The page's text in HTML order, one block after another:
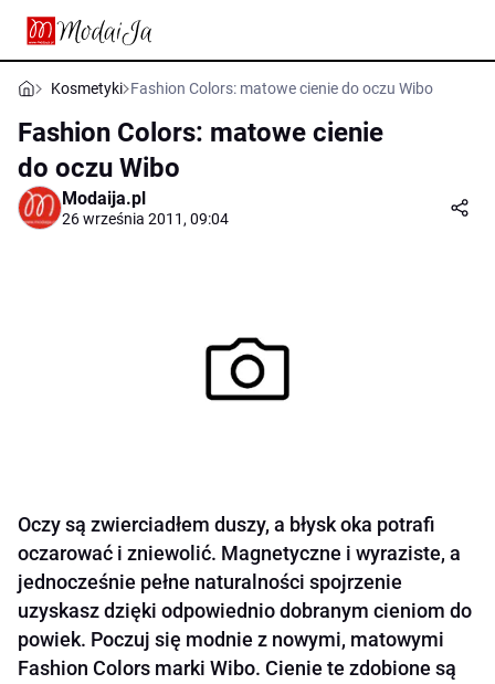
Kosmetyki Fashion Colors: matowe cienie do oczu Wibo
Fashion Colors: matowe cienie
do oczu Wibo
Modaija.pl
26 września 2011, 09:04
Oczy są zwierciadłem duszy, a błysk oka potrafi
oczarować i zniewolić. Magnetyczne i wyraziste, a
jednocześnie pełne naturalności spojrzenie
uzyskasz dzięki odpowiednio dobranym cieniom do
powiek. Poczuj się modnie z nowymi, matowymi
Fashion Colors marki Wibo. Cienie te zdobione są